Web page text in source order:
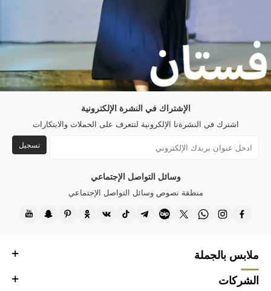
الإشتراك في النشرة الإلكترونية
اشترك في النشرةنا الإلكرونية لتتعرف على الحملات والابتكارات
تسجيل
وسائل التواصل الإجتماعي
منطقة نصوص وسائل التواصل الإجتماعي
ملابس بالجملة
الشركات